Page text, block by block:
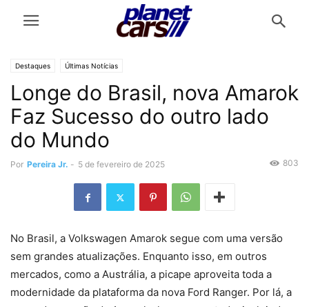
Destaques Últimas Notícias
Longe do Brasil, nova Amarok
Faz Sucesso do outro lado
do Mundo
Por Pereira Jr. - 5 de fevereiro de 2025 803
No Brasil, a Volkswagen Amarok segue com uma versão
sem grandes atualizações. Enquanto isso, em outros
mercados, como a Austrália, a picape aproveita toda a
modernidade da plataforma da nova Ford Ranger. Por lá, a